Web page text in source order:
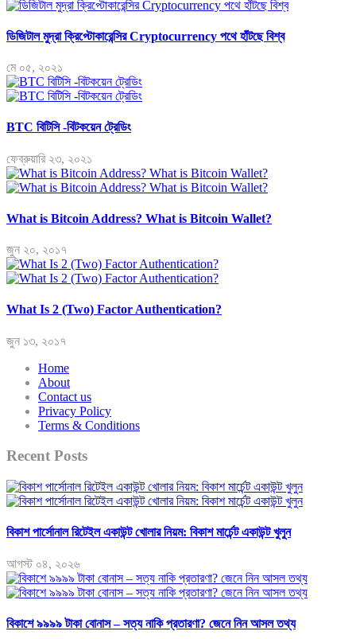
ডিজিটাল মুদ্রা ক্রিপ্টোকারেন্সির Cryptocurrency পথে হাঁটছে বিশ্ব
মে ০৫, ২০২১
BTC বিটিসি -বিটকয়েন ট্রেডিং
ফেব্রুয়ারি ২৩, ২০২১
What is Bitcoin Address? What is Bitcoin Wallet?
জুন ২০, ২০১৭
What Is 2 (Two) Factor Authentication?
জুন ১৩, ২০১৭
Home
About
Contact us
Privacy Policy
Terms & Conditions
Recent Posts
বিকাশ পার্সোনাল রিটেইল একাউন্ট খোলার নিয়ম: বিকাশ মার্চেন্ট একাউন্ট খুলুন
আগস্ট ০৪, ২০২৬
বিকাশে ৯৯৯৯ টাকা বোনাস – সত্য নাকি প্রতারণা? জেনে নিন আসল তথ্য